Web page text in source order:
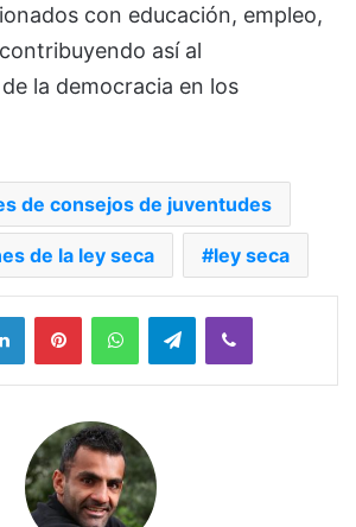
con educación, empleo,
así al
la democracia en los
de consejos de juventudes
de la ley seca ley seca
LinkedInPinterestWhatsAppTelegramViber